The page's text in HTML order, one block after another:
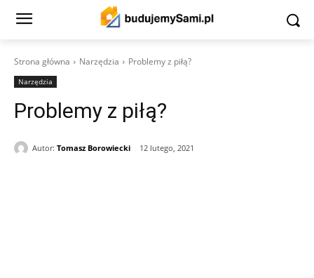
Strona główna Narzędzia Problemy z piłą?
Narzędzia
Problemy z piłą?
Autor: Tomasz Borowiecki 12 lutego, 2021